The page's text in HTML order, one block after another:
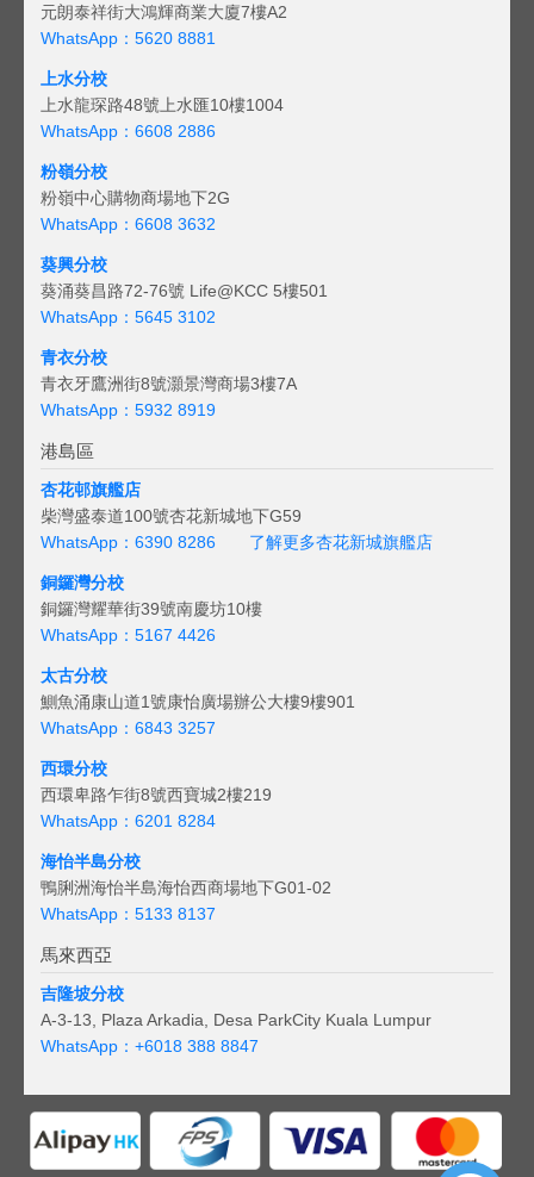
元朗泰祥街大鴻輝商業大廈7樓A2
WhatsApp：5620 8881
上水分校
上水龍琛路48號上水匯10樓1004
WhatsApp：6608 2886
粉嶺分校
粉嶺中心購物商場地下2G
WhatsApp：6608 3632
葵興分校
葵涌葵昌路72-76號 Life@KCC 5樓501
WhatsApp：5645 3102
青衣分校
青衣牙鷹洲街8號灝景灣商場3樓7A
WhatsApp：5932 8919
港島區
杏花邨旗艦店
柴灣盛泰道100號杏花新城地下G59
WhatsApp：6390 8286
了解更多杏花新城旗艦店
銅鑼灣分校
銅鑼灣耀華街39號南慶坊10樓
WhatsApp：5167 4426
太古分校
鰂魚涌康山道1號康怡廣場辦公大樓9樓901
WhatsApp：6843 3257
西環分校
西環卑路乍街8號西寶城2樓219
WhatsApp：6201 8284
海怡半島分校
鴨脷洲海怡半島海怡西商場地下G01-02
WhatsApp：5133 8137
馬來西亞
吉隆坡分校
A-3-13, Plaza Arkadia, Desa ParkCity Kuala Lumpur
WhatsApp： +6018 388 8847